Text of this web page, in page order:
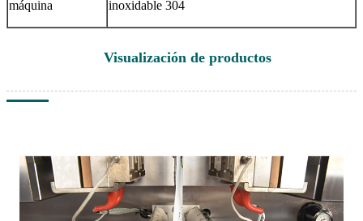
máquina
inoxidable 304
Visualización de productos